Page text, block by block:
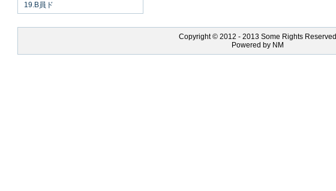
19.B員ド
Copyright © 2012 - 2013 Some Rights Reserved
Powered by NM